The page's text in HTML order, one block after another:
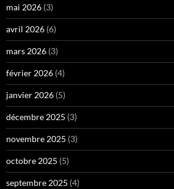
mai 2026 (3)
avril 2026 (6)
mars 2026 (3)
février 2026 (4)
janvier 2026 (5)
décembre 2025 (3)
novembre 2025 (3)
octobre 2025 (5)
septembre 2025 (4)